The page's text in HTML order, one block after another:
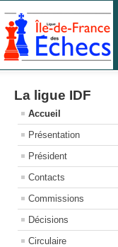
La ligue IDF
Accueil
Présentation
Président
Contacts
Commissions
Décisions
Circulaire